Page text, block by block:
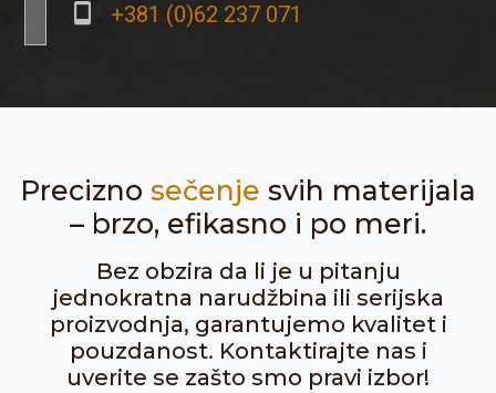
+381 (0)62 237 071
Precizno sečenje svih materijala
– brzo, efikasno i po meri.
Bez obzira da li je u pitanju
jednokratna narudžbina ili serijska
proizvodnja, garantujemo kvalitet i
pouzdanost. Kontaktirajte nas i
uverite se zašto smo pravi izbor!